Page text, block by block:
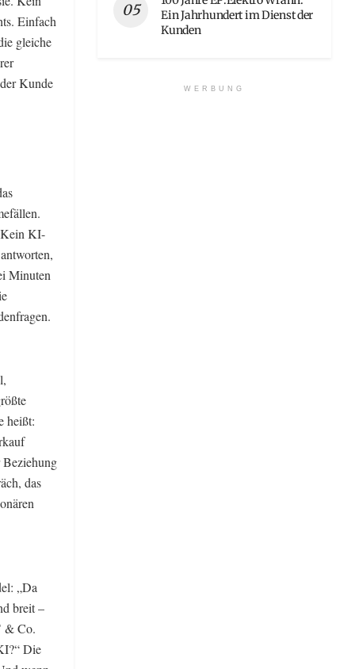
Einfach
gleiche
Kunde
Kein KI-
Minuten
heißt:
das
„Da
breit –
& Co.
Die
Ein Jahrhundert im Dienst der
Kunden
WERBUNG